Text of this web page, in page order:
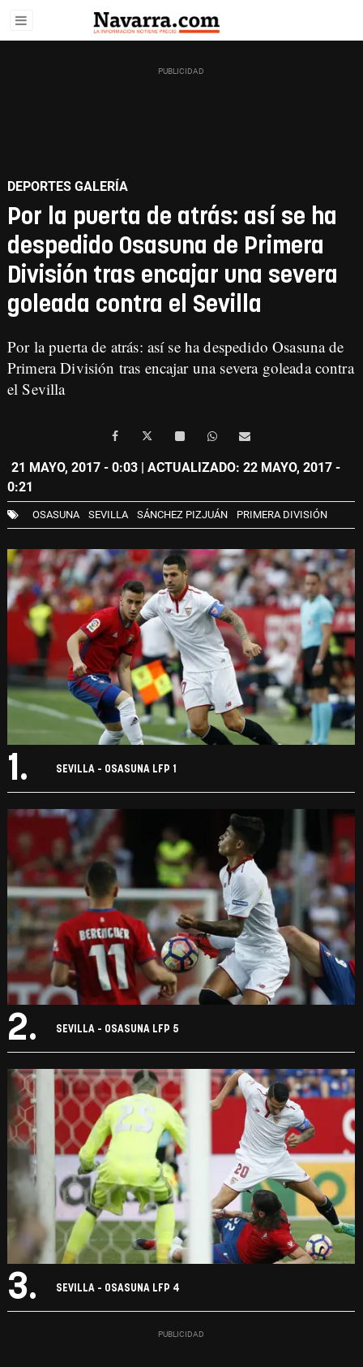
DEPORTES GALERÍA
Por la puerta de atrás: así se ha
despedido Osasuna de Primera
División tras encajar una severa
goleada contra el Sevilla
Por la puerta de atrás: así se ha despedido Osasuna de
Primera División tras encajar una severa goleada contra
el Sevilla
21 MAYO, 2017 - 0:03 | ACTUALIZADO: 22 MAYO, 2017 -
0:21
OSASUNA SEVILLA SÁNCHEZ PIZJUÁN PRIMERA DIVISIÓN
1. SEVILLA - OSASUNA LFP 1
2. SEVILLA - OSASUNA LFP 5
3. SEVILLA - OSASUNA LFP 4